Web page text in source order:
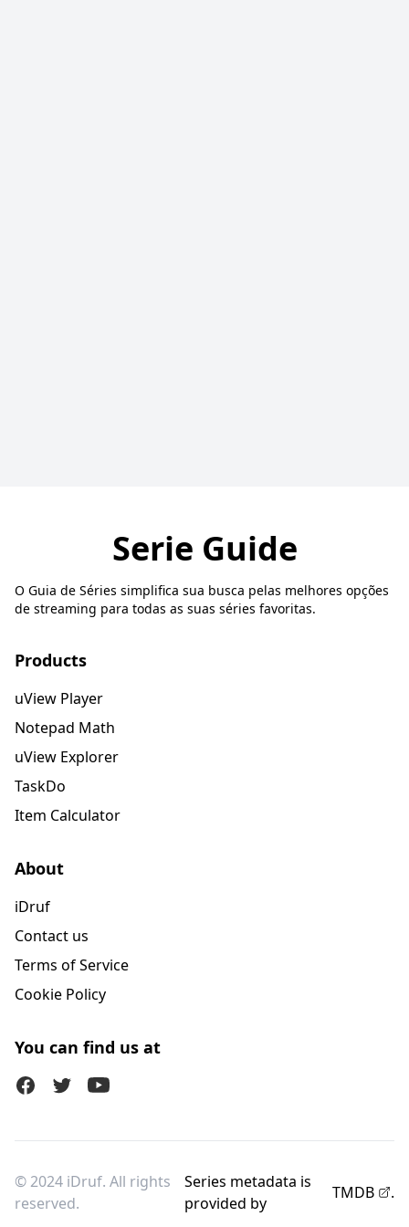
Serie Guide
O Guia de Séries simplifica sua busca pelas melhores opções
de streaming para todas as suas séries favoritas.
Products
uView Player
Notepad Math
uView Explorer
TaskDo
Item Calculator
About
iDruf
Contact us
Terms of Service
Cookie Policy
You can find us at
FacebookTwitter (X)Youtube
© 2024 iDruf. All rights
reserved.
Series metadata is
provided by
TMDB .